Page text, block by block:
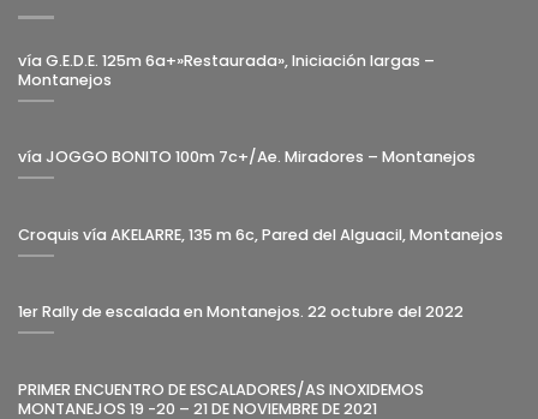
vía G.E.D.E. 125m 6a+»Restaurada», Iniciación largas –
Montanejos
vía JOGGO BONITO 100m 7c+/Ae. Miradores – Montanejos
Croquis vía AKELARRE, 135 m 6c, Pared del Alguacil, Montanejos
1er Rally de escalada en Montanejos. 22 octubre del 2022
PRIMER ENCUENTRO DE ESCALADORES/AS INOXIDEMOS
MONTANEJOS 19 -20 – 21 DE NOVIEMBRE DE 2021